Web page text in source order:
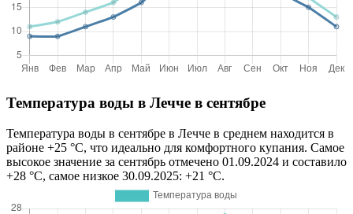
Температура воды в Лечче в сентябре
Температура воды в сентябре в Лечче в среднем находится в
районе +25 °C, что идеально для комфортного купания. Самое
высокое значение за сентябрь отмечено 01.09.2024 и составило
+28 °C, самое низкое 30.09.2025: +21 °C.